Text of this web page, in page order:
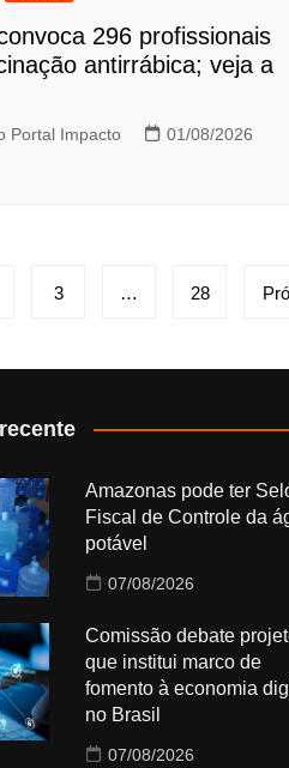
296 profissionais
antirrábica; veja a
Portal Impacto
01/08/2026
3 … 28
Amazonas pode ter
Fiscal de Controle da
potável
07/08/2026
Comissão debate
que institui marco de
fomento à economia
no Brasil
07/08/2026